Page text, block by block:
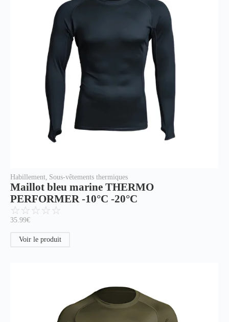
Habillement, Sous-vêtements thermiques
Maillot bleu marine THERMO
PERFORMER -10°C -20°C
☆☆☆☆☆
35.99€
Voir le produit